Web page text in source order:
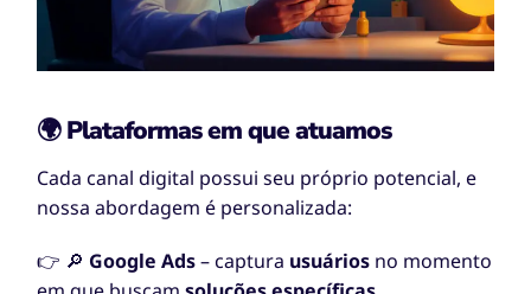
🌍 Plataformas em que atuamos
Cada canal digital possui seu próprio potencial, e
nossa abordagem é personalizada:
👉 🔎 Google Ads– captura usuários no momento